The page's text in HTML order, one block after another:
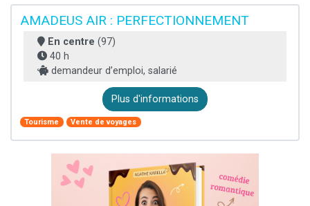
AMADEUS AIR : PERFECTIONNEMENT
En centre (97)
40 h
demandeur d’emploi, salarié
Plus d'informations
Tourisme Vente de voyages